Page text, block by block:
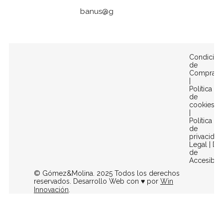
banus@gomezymolina.com
de
Compra
|
Política
de
cookies
|
Política
de
privacidad
Legal |
de
© Gómez&Molina. 2025 Todos los derechos
reservados. Desarrollo Web con ♥ por Win
Innovación